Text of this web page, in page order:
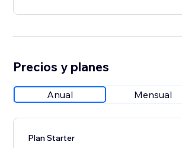
Precios y planes
Anual Mensual
Plan Starter